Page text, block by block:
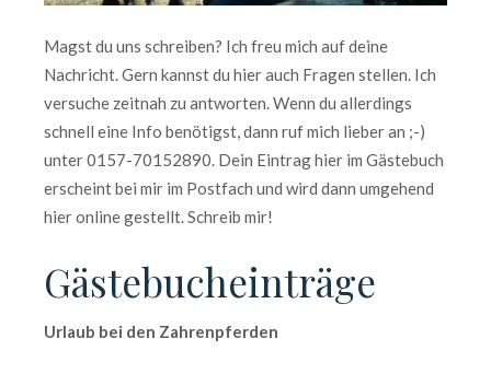
Magst du uns schreiben? Ich freu mich auf deine
Nachricht. Gern kannst du hier auch Fragen stellen. Ich
versuche zeitnah zu antworten. Wenn du allerdings
schnell eine Info benötigst, dann ruf mich lieber an ;-)
unter 0157-70152890. Dein Eintrag hier im Gästebuch
erscheint bei mir im Postfach und wird dann umgehend
hier online gestellt. Schreib mir!
Gästebucheinträge
Urlaub bei den Zahrenpferden